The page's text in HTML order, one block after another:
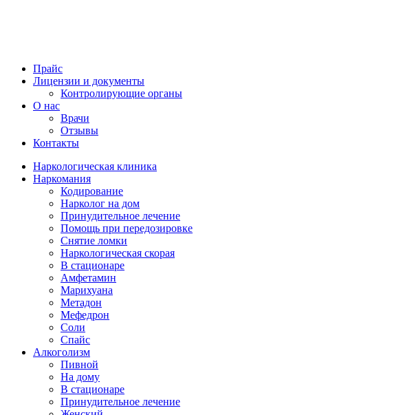
Прайс
Лицензии и документы
Контролирующие органы
О нас
Врачи
Отзывы
Контакты
Наркологическая клиника
Наркомания
Кодирование
Нарколог на дом
Принудительное лечение
Помощь при передозировке
Снятие ломки
Наркологическая скорая
В стационаре
Амфетамин
Марихуана
Метадон
Мефедрон
Соли
Спайс
Алкоголизм
Пивной
На дому
В стационаре
Принудительное лечение